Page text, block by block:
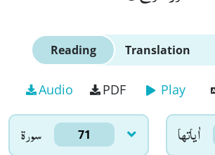
Reading Translation
Audio PDF Play
سورۃ 71 اٰياتها